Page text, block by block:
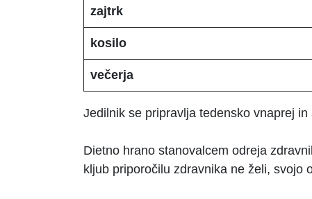
zajtrk
kosilo
večerja
Jedilnik se pripravlja tedensko vnaprej
Dietno hrano stanovalcem odreja
kljub priporočilu zdravnika ne želi, svojo